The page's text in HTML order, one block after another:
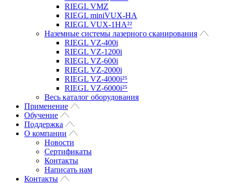
RIEGL VMZ
RIEGL miniVUX-HA
RIEGL VUX-1HA²²
Наземные системы лазерного сканирования
RIEGL VZ-400i
RIEGL VZ-1200i
RIEGL VZ-600i
RIEGL VZ-2000i
RIEGL VZ-4000i²⁵
RIEGL VZ-6000i²⁵
Весь каталог оборудования
Применение
Обучение
Поддержка
О компании
Новости
Сертификаты
Контакты
Написать нам
Контакты